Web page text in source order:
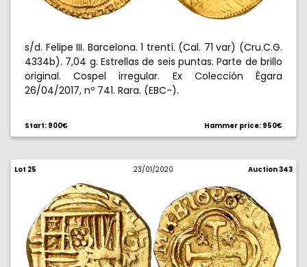
s/d. Felipe III. Barcelona. 1 trentí. (Cal. 71 var) (Cru.C.G.
4334b). 7,04 g. Estrellas de seis puntas. Parte de brillo
original. Cospel irregular. Ex Colección Ègara
26/04/2017, nº 741. Rara. (EBC-).
Start: 900€ Hammer price: 950€
Lot 25 23/01/2020 Auction 343